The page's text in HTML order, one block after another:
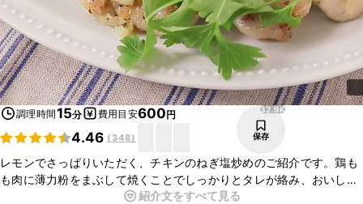
調理時間15分 費用目安600円
4.46 ( 348)
32.9K
保存
レモンでさっぱりいただく、チキンのねぎ塩炒めのご紹介です。鶏も
も肉に薄力粉をまぶして焼くことでしっかりとタレが絡み、おいしく
いただけますよ。レモンのさわやかな風味と、黒こしょうの辛みが食
紹介文をすべて見る